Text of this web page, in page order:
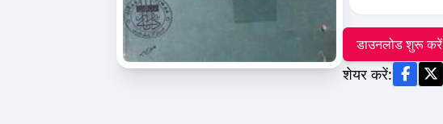
डाउनलोड शुरू करें
शेयर करें: